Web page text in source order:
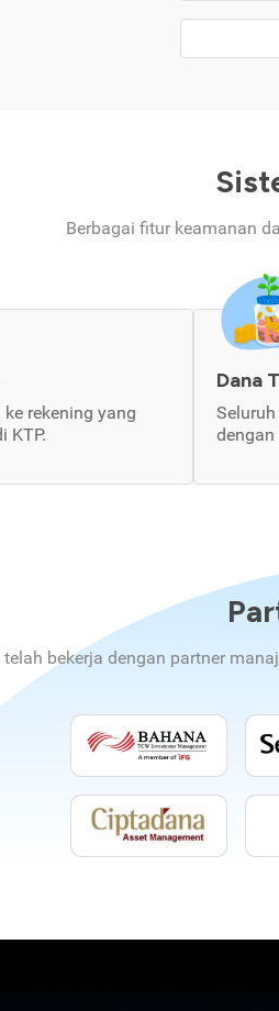
Berbagai fitur keamanan
rekening yang
KTP.
Dana
telah bekerja dengan partner